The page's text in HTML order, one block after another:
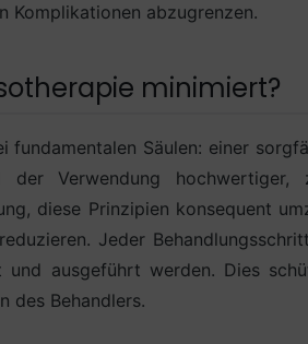
Komplikationen abzugrenzen.
minimiert?
Säulen: einer
der Verwendung
diese Prinzipien konsequent
Jeder
ausgeführt werden. Dies
des Behandlers.